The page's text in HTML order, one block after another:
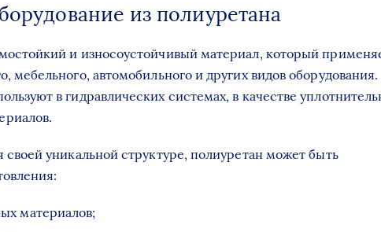
из полиуретана
и износоустойчивый материал, который
мебельного, автомобильного и других видов оборудования.
в гидравлических системах, в качестве
своей уникальной структуре, полиуретан может быть
материалов;